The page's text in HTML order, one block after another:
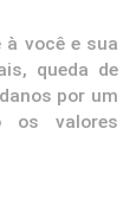
à você e sua
queda de
por um
os valores